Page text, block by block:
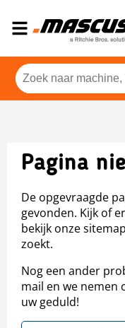
Pagina
De opgevraagde
gevonden. Kijk of
bekijk onze
zoekt.
Nog een ander
mail en we nemen
uw geduld!